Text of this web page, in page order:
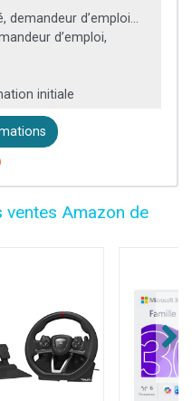
demandeur d’emploi...
d’emploi,
initiale
ventes Amazon de